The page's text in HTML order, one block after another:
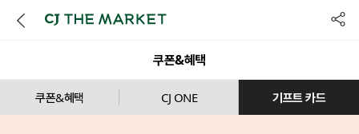
공
쿠폰&혜택
쿠폰&혜택 CJ ONE 기프트 카드